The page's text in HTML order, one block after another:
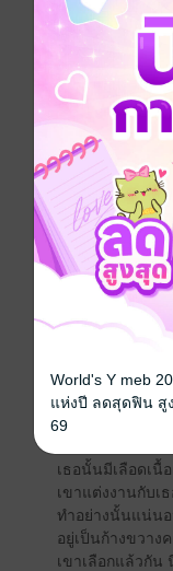
เธอ
“เนื่องในโอกาส
“ก็วันเกิดคุณไง
ที
“งั้นฉันขอของขวั
ดีที่พลอยชมพูจะถ
ว่าเขาจะตอบเธ
“ได้สิ ผมให้คุณได้
“เราแต่งงานกั
หวัง เธอหวังว่า
เอ่ยถามเรื่องนี้ก่
ข้างหน้าเขาต้อง
เขาคงต้องปฏิเส
“เอ่อเรื่องนี้ รอ
เราจะแต่งงานกั
ว่าเพราะอะไร
“ค่ะ ฉันจะรอนะ
จะทำอย่างไรต่อ
เธอรู้ว่าเขาแค่ต
เธอนั้นมีเลือดเนื้
เขาแต่งงานกับเ
ทำอย่างนั้นแน่นอ
อยู่เป็นก้างขวาง
เขาเลือกแล้วกัน
World's Y meb
แห่งปี ลดสุดฟิน สู
69